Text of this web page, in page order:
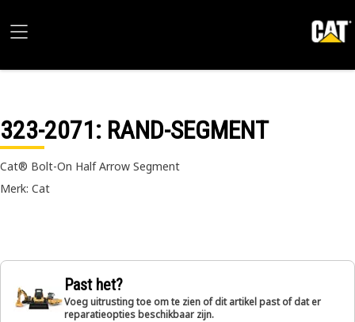
323-2071: RAND-SEGMENT
Cat® Bolt-On Half Arrow Segment
Merk: Cat
Past het?
Voeg uitrusting toe om te zien of dit artikel past of dat er
reparatieopties beschikbaar zijn.